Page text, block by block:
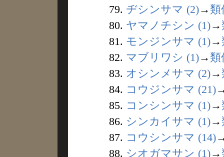
79. ヂシンサマ (2)→ 類
80. ヤマノチシン (1)→
81. モンジンサマ (1)→
82. マブリワシ (1)→ 類
83. オシンメサマ (2)→
84. コウジンサマ (21)
85. コンシンサマ (1)→
86. シンカイサマ (1)→
87. コウシンサマ (14)
88. シオガマサン (1)→